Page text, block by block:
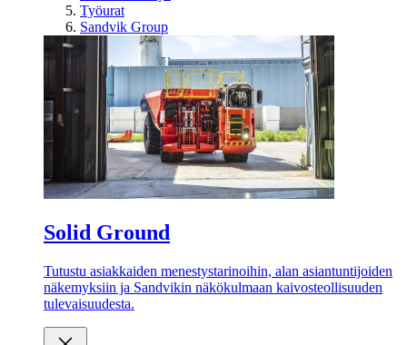
Työurat
Sandvik Group
Solid Ground
Tutustu asiakkaiden menestystarinoihin, alan asiantuntijoiden
näkemyksiin ja Sandvikin näkökulmaan kaivosteollisuuden
tulevaisuudesta.